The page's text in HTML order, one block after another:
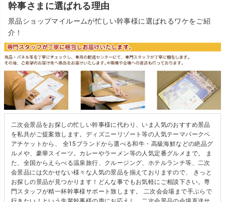
幹事さまに選ばれる理由
景品ショップマイルームが忙しい幹事様に選ばれるワケをご紹
介！
二次会景品をお探しの忙しい幹事様に代わり、いま人気のおすすめ景品
を私共がご提案致します。ディズニーリゾート等の人気テーマパークペ
アチケットから、 全15ブランドから選べる和牛・高級海鮮などの絶品グ
ルメや、豪華スイーツ。カレーやラーメン等の人気定番グルメまで。 ま
た、全国からえらべる温泉旅行、クルージング、ホテルランチ等、二次
会景品には欠かせない様々な人気の景品を揃えておりますので、 きっと
お探しの景品が見つかります！どんな事でもお気軽にご相談下さい。専
門スタッフが精一杯幹事様サポート致します。 二次会会場まで手ぶらで